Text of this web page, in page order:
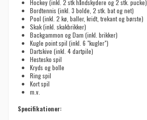
Hockey (inkl. 2 stk håndskydere og 2 stk. pucke)
Bordtennis (inkl. 3 bolde, 2 stk. bat og net)
Pool (inkl. 2 kø, baller, kridt, trekant og børste)
Skak (inkl. skakbrikker)
Backgammon og Dam (inkl. brikker)
Kugle point spil (inkl. 6 "kugler")
Dartskive (inkl. 4 dartpile)
Hestesko spil
Kryds og bolle
Ring spil
Kort spil
m.v.
Specifikationer: